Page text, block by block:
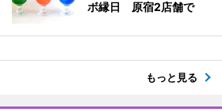
ボ縁日 原宿2店舗で
もっと見る